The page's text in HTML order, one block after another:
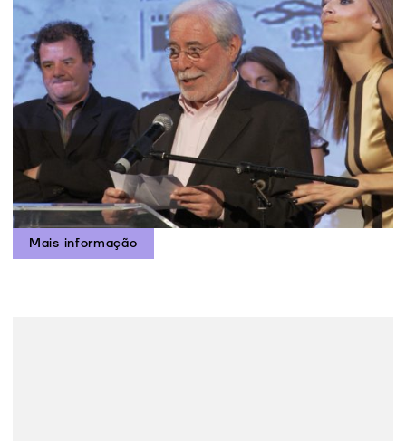
Carlos Saboga (1936 – 2026) – Um
trajecto único no cinema Português
Nasceu na Figueira da Foz, no Portugal da ditadura
salazarista (a PIDE prendeu-o por duas vezes) e
pertenceu ao grupo que se encontrava regularmente
no Vavá; era amigo de António-Pedro Vasconcelos,
Alberto Seixas Santos e João César César Monteiro.
Deixou...
Mais informação